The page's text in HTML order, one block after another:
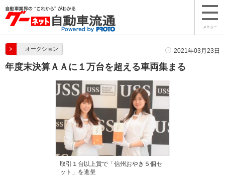
メニュー
オークション 2021年03月23日
年度末決算ＡＡに１万台を超える車両集まる
取引１台以上賞で「信州おやき５個セ
ット」を進呈